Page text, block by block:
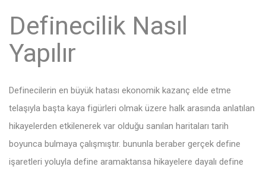
Definecilik Nasıl
Yapılır
Definecilerin en büyük hatası ekonomik kazanç elde etme
telaşıyla başta kaya figürleri olmak üzere halk arasında anlatılan
hikayelerden etkilenerek var olduğu sanılan haritaları tarih
boyunca bulmaya çalışmıştır. bununla beraber gerçek define
işaretleri yoluyla define aramaktansa hikayelere dayalı define